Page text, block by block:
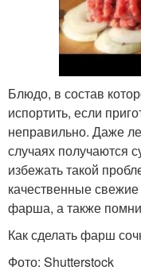
Блюдо, в состав
испортить, если
неправильно. Даже
случаях получаются
избежать такой
качественные
фарша, а также
Как сделать фарш
Фото: Shutterstock